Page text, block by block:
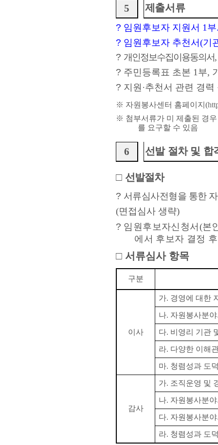
5 제출서류
? 임원후보자 지원서 1 부
? 임원후보자 추천서(기
? 개인정보수집이용동의서,
? 주민등록표 초본 1 부,
? 지원 ·추천서 관련 경력
※ 자원봉사센터 홈페이지 (
※ 첨부서류가 미 제출된 경
를 요구할 수 있음
6 선발 절차 및 합
□ 선발절차
? 서류심사전형을 통한
(면접심사 생략)
? 임원후보자신청서 (본
에서 후보자 결정
□ 서류심사 항목
구분
이사
가. 경영에 대한
나. 자원봉사분
다. 비영리 기관
라. 다양한 이해
마. 청렴성과 도
감사
가. 조직운영 및
나. 자원봉사분
다. 자원봉사분
라. 청렴성과 도